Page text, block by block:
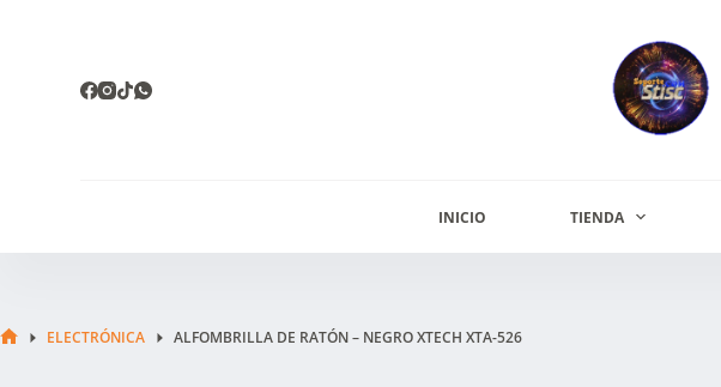
INICIO TIENDA
ELECTRÓNICA ALFOMBRILLA DE RATÓN – NEGRO XTECH XTA-526